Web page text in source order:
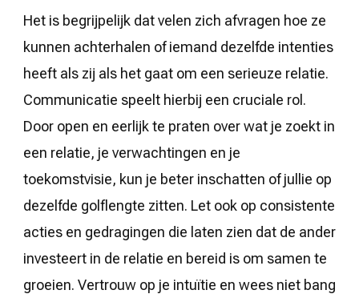
Het is begrijpelijk dat velen zich afvragen hoe ze
kunnen achterhalen of iemand dezelfde intenties
heeft als zij als het gaat om een serieuze relatie.
Communicatie speelt hierbij een cruciale rol.
Door open en eerlijk te praten over wat je zoekt in
een relatie, je verwachtingen en je
toekomstvisie, kun je beter inschatten of jullie op
dezelfde golflengte zitten. Let ook op consistente
acties en gedragingen die laten zien dat de ander
investeert in de relatie en bereid is om samen te
groeien. Vertrouw op je intuïtie en wees niet bang